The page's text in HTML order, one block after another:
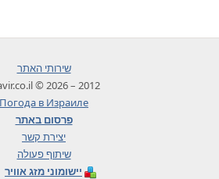
שירותי האתר
2012 – 2026 © Mavir.co.il
Погода в Израиле
פרסום באתר
יצירת קשר
שיתוף פעולה
יישומוני מזג אוויר